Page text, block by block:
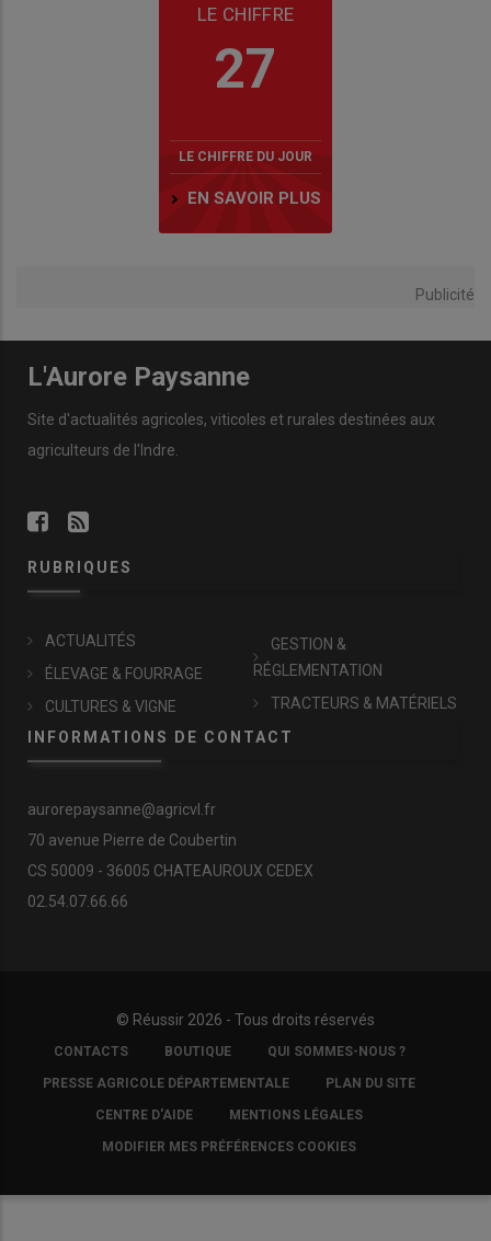
LE CHIFFRE
27
LE CHIFFRE DU JOUR
EN SAVOIR PLUS
Publicité
L'Aurore Paysanne
Site d'actualités agricoles, viticoles et rurales destinées aux
agriculteurs de l'Indre.
RUBRIQUES
ACTUALITÉS
ÉLEVAGE & FOURRAGE
CULTURES & VIGNE
GESTION &
RÉGLEMENTATION
TRACTEURS & MATÉRIELS
INFORMATIONS DE CONTACT
aurorepaysanne@agricvl.fr
70 avenue Pierre de Coubertin
CS 50009 - 36005 CHATEAUROUX CEDEX
02.54.07.66.66
© Réussir 2026 - Tous droits réservés
FOOTER
COPYRIGHT
CONTACTS BOUTIQUE QUI SOMMES-NOUS ?
PRESSE AGRICOLE DÉPARTEMENTALE PLAN DU SITE
CENTRE D'AIDE MENTIONS LÉGALES
MODIFIER MES PRÉFÉRENCES COOKIES